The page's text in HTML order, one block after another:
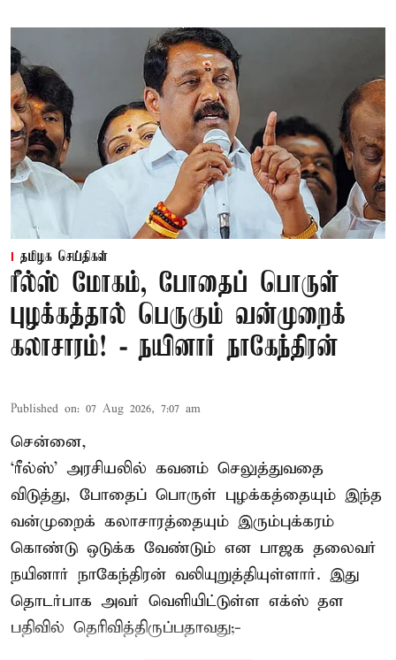
தமிழக செய்திகள்
ரீல்ஸ் மோகம், போதைப் பொருள்
புழக்கத்தால் பெருகும் வன்முறைக்
கலாசாரம்! - நயினார் நாகேந்திரன்
Published on: 07 Aug 2026, 7:07 am
சென்னை,
‘ரீல்ஸ்’ அரசியலில் கவனம் செலுத்துவதை
விடுத்து, போதைப் பொருள் புழக்கத்தையும் இந்த
வன்முறைக் கலாசாரத்தையும் இரும்புக்கரம்
கொண்டு ஒடுக்க வேண்டும் என பாஜக தலைவர்
நயினார் நாகேந்திரன் வலியுறுத்தியுள்ளார். இது
தொடர்பாக அவர் வெளியிட்டுள்ள எக்ஸ் தள
பதிவில் தெரிவித்திருப்பதாவது;-